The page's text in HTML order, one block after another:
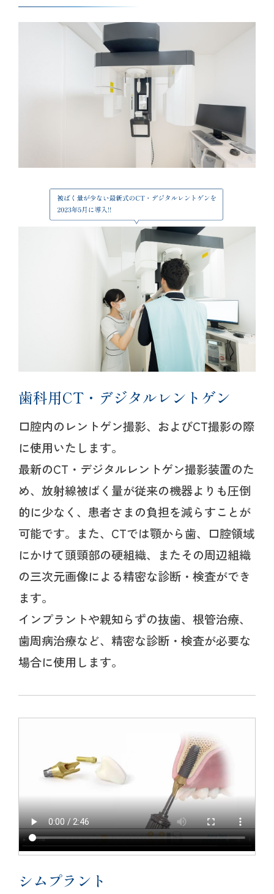
歯科用CT・デジタルレントゲン
口腔内のレントゲン撮影、およびCT撮影の際
に使用いたします。
最新のCT・デジタルレントゲン撮影装置のた
め、放射線被ばく量が従来の機器よりも圧倒
的に少なく、患者さまの負担を減らすことが
可能です。また、CTでは顎から歯、口腔領域
にかけて頭頸部の硬組織、またその周辺組織
の三次元画像による精密な診断・検査ができ
ます。
インプラントや親知らずの抜歯、根管治療、
歯周病治療など、精密な診断・検査が必要な
場合に使用します。
シムプラント